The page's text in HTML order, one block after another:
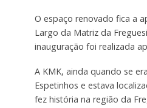
O espaço renovado fica a
Largo da Matriz da
inauguração foi realizada
A KMK, ainda quando se
Espetinhos e estava
fez história na região da